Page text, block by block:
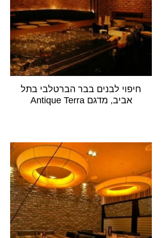
חיפוי לבנים בבר הברטלבי בתל
אביב, מדגם Antique Terra